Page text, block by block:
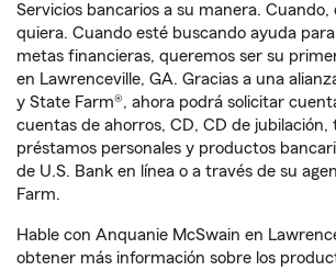
Servicios bancarios a su manera. Cuando,
quiera. Cuando esté buscando ayuda
metas financieras, queremos ser su
en Lawrenceville, GA. Gracias a una
y State Farm®, ahora podrá solicitar
cuentas de ahorros, CD, CD de
préstamos personales y productos
de U.S. Bank en línea o a través de su
Farm.
Hable con Anquanie McSwain en
obtener más información sobre los